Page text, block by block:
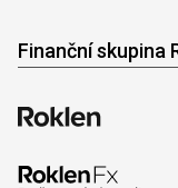
Finanční skupina